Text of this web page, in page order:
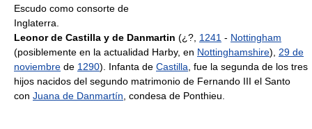
Escudo como consorte de
Inglaterra.
Leonor de Castilla y de Danmartin (¿?, 1241 - Nottingham
(posiblemente en la actualidad Harby, en Nottinghamshire), 29 de
noviembre de 1290). Infanta de Castilla, fue la segunda de los tres
hijos nacidos del segundo matrimonio de Fernando III el Santo
con Juana de Danmartín, condesa de Ponthieu.